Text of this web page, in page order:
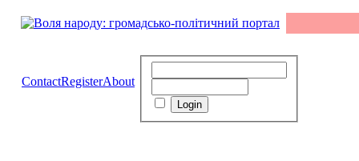
ContactRegisterAbout